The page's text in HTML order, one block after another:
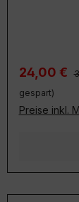
24,00 €
gespart)
Preise inkl.